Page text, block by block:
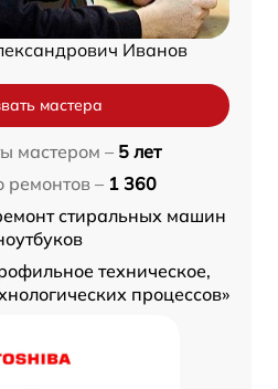
Иванов
мастера
мастером – 5 лет
– 1 360
стиральных машин
техническое,
процессов»